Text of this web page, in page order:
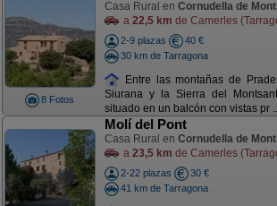
8 Fotos
Casa Rural en Cornudella de
a 22,5 km de Camerles
2-9 plazas
40 €
30 km de Tarragona
Entre las montañas de
Siurana y la Sierra del
situado en un balcón con vistas pr
Molí del Pont
Casa Rural en Cornudella de
a 23,5 km de Camerles
2-22 plazas
30 €
41 km de Tarragona